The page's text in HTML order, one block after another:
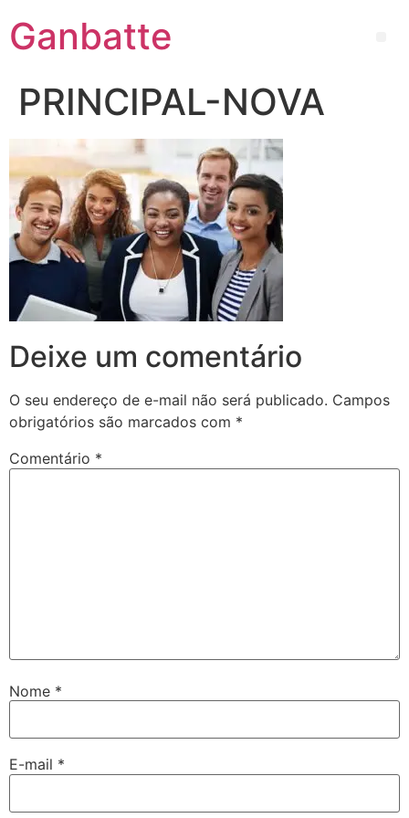
Ganbatte
PRINCIPAL-NOVA
Deixe um comentário
O seu endereço de e-mail não será publicado. Campos
obrigatórios são marcados com *
Comentário *
Nome *
E-mail *